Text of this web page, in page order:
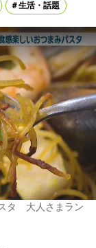
生活・話題
タ 大人さまラン